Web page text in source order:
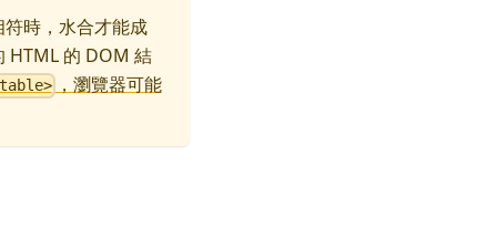
時，水合才能成
HTML 的 DOM 結
，瀏覽器可能